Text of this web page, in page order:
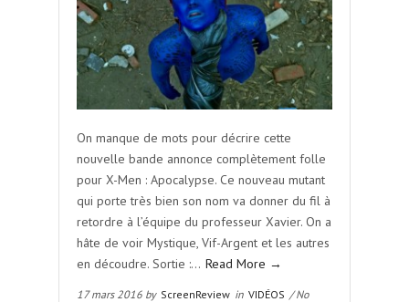
On manque de mots pour décrire cette
nouvelle bande annonce complètement folle
pour X-Men : Apocalypse. Ce nouveau mutant
qui porte très bien son nom va donner du fil à
retordre à l’équipe du professeur Xavier. On a
hâte de voir Mystique, Vif-Argent et les autres
en découdre. Sortie :… Read More →
17 mars 2016 by ScreenReview in VIDÉOS / No